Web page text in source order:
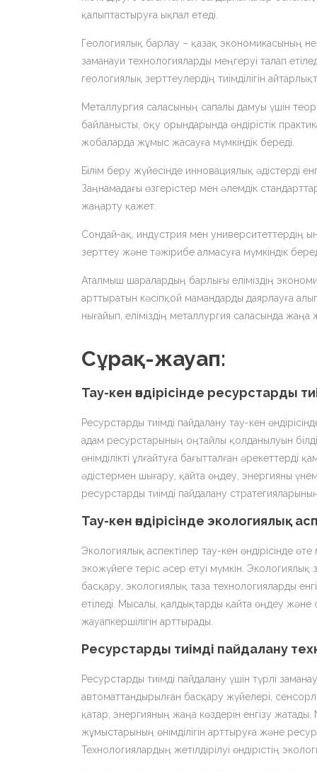
қалыптастыруға ықпал етеді.
Геологиялық барлау – қазақ экономикасының
заманауи технологияларды меңгеруі талап
геологиялық зерттеулердің тиімділігін
Металлургия саласының сапалы дамуы үшін
байланысты, оқу орындарында өндірістік
жобаларда жұмыс жасауға мүмкіндік береді.
Білім беру жүйесінде инновациялық әдістерді
Заңнамадағы өзгерістер мен әлемдік
жаңарту қажет.
Сондай-ақ, индустрия мен университеттердің
зерттеу және тәжірибе алмасуға мүмкіндік
Аталмыш шаралардың барлығы еліміздің
арттыратын кәсіпқой мамандарды даярлауға
нығайып, еліміздің металлургия саласында жаңа
Сұрақ-жауап:
Тау-кен өндірісінде ресурстарды
Ресурстарды тиімді пайдалану тау-кен
адам ресурстарының оңтайлы қолданылуын
өнімділікті ұлғайтуға бағытталған
әдістермен шығару, қайта өңдеу, энергияны
ресурстарды тиімді пайдалану стратегияларының
Тау-кен өндірісінде экологиялық
Экологиялық аспектілер тау-кен өндірісінде
экожүйеге теріс әсер етуі мүмкін.
басқару, экологиялық таза технологияларды
етіледі. Мысалы, қалдықтарды қайта өңдеу және
жауапкершілігін арттырады.
Ресурстарды тиімді пайдалану
Ресурстарды тиімді пайдалану үшін түрлі
автоматтандырылған басқару жүйелері,
қатар, энергияның жаңа көздерін енгізу
жұмыстарының өнімділігін арттыруға және
Технологиялардың жетілдірілуі өндірістің